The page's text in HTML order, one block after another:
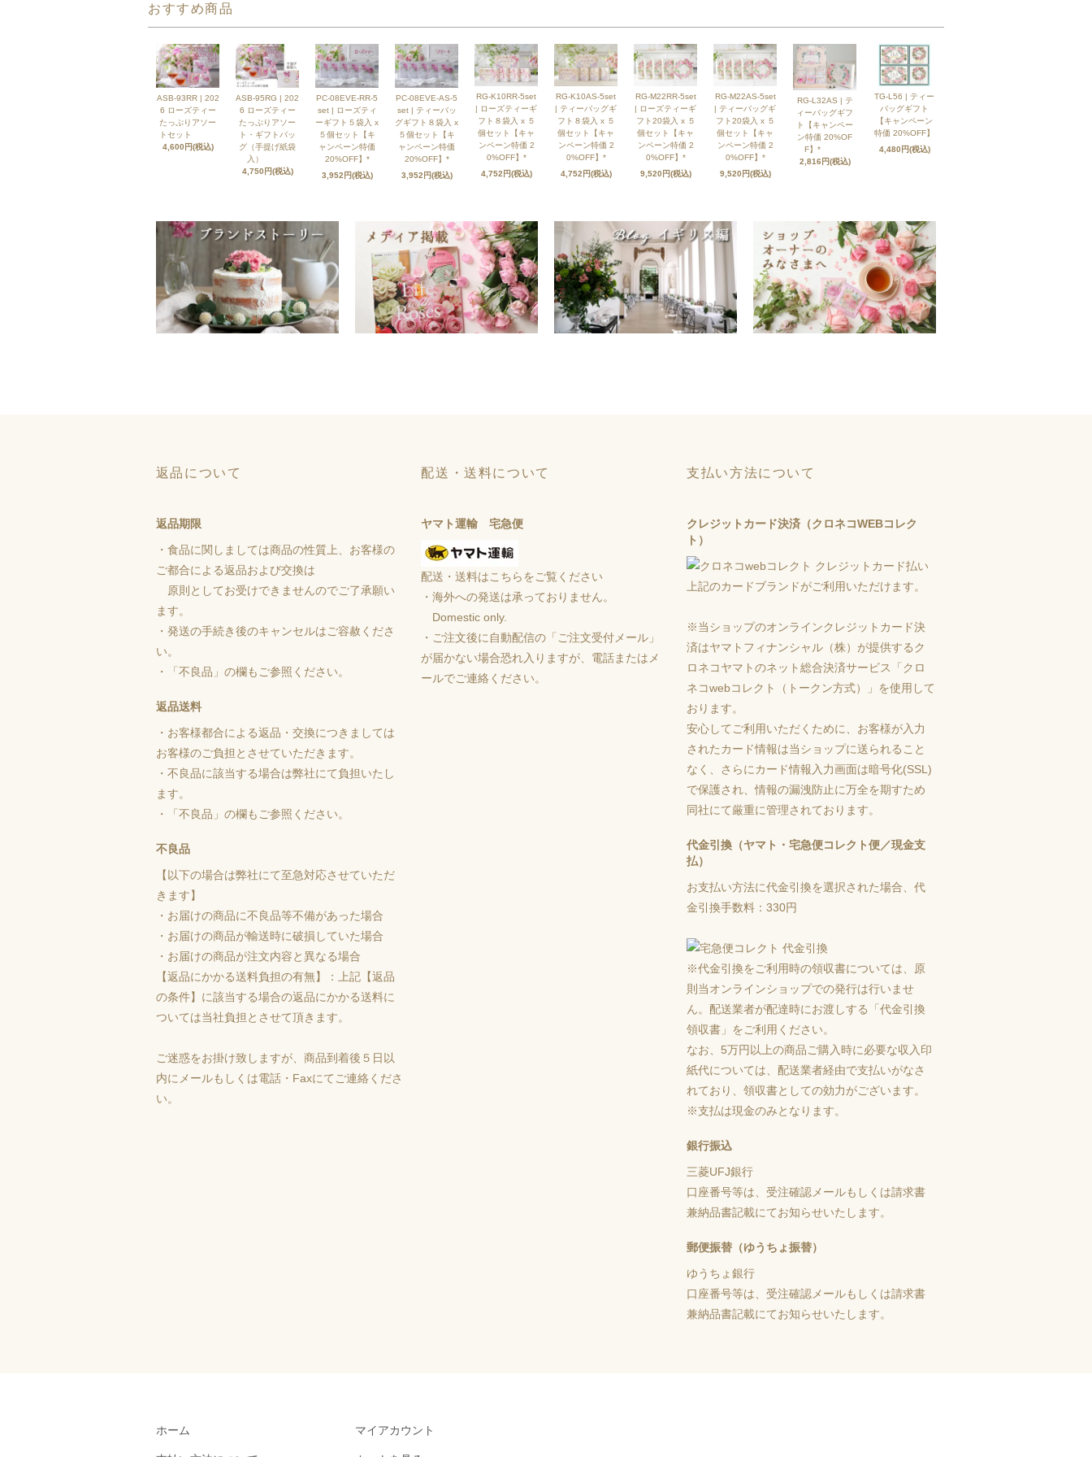
おすすめ商品
ASB-93RR | 202
6 ローズティー
たっぷりアソー
トセット
4,600円(税込)
ASB-95RG | 202
6 ローズティー
たっぷりアソー
ト・ギフトバッ
グ（手提げ紙袋
入）
4,750円(税込)
PC-08EVE-RR-5
set | ローズティ
ーギフト５袋入 x
５個セット【キ
ャンペーン特価
20%OFF】*
3,952円(税込)
PC-08EVE-AS-5
set | ティーバッ
グギフト８袋入 x
５個セット【キ
ャンペーン特価
20%OFF】*
3,952円(税込)
RG-K10RR-5set
| ローズティーギ
フト８袋入 x ５
個セット【キャ
ンペーン特価 2
0%OFF】*
4,752円(税込)
RG-K10AS-5set
| ティーバッグギ
フト８袋入 x ５
個セット【キャ
ンペーン特価 2
0%OFF】*
4,752円(税込)
RG-M22RR-5set
| ローズティーギ
フト20袋入 x ５
個セット【キャ
ンペーン特価 2
0%OFF】*
9,520円(税込)
RG-M22AS-5set
| ティーバッグギ
フト20袋入 x ５
個セット【キャ
ンペーン特価 2
0%OFF】*
9,520円(税込)
RG-L32AS | テ
ィーバッグギフ
ト【キャンペー
ン特価 20%OF
F】*
2,816円(税込)
TG-L56 | ティー
バッグギフト
【キャンペーン
特価 20%OFF】
4,480円(税込)
返品について
返品期限
・食品に関しましては商品の性質上、お客様の
ご都合による返品および交換は
原則としてお受けできませんのでご了承願い
ます。
・発送の手続き後のキャンセルはご容赦くださ
い。
・「不良品」の欄もご参照ください。
返品送料
・お客様都合による返品・交換につきましては
お客様のご負担とさせていただきます。
・不良品に該当する場合は弊社にて負担いたし
ます。
・「不良品」の欄もご参照ください。
不良品
【以下の場合は弊社にて至急対応させていただ
きます】
・お届けの商品に不良品等不備があった場合
・お届けの商品が輸送時に破損していた場合
・お届けの商品が注文内容と異なる場合
【返品にかかる送料負担の有無】：上記【返品
の条件】に該当する場合の返品にかかる送料に
ついては当社負担とさせて頂きます。
ご迷惑をお掛け致しますが、商品到着後５日以
内にメールもしくは電話・Faxにてご連絡くださ
い。
配送・送料について
ヤマト運輸 宅急便
配送・送料はこちらをご覧ください
・海外への発送は承っておりません。
Domestic only.
・ご注文後に自動配信の「ご注文受付メール」
が届かない場合恐れ入りますが、電話またはメ
ールでご連絡ください。
支払い方法について
クレジットカード決済（クロネコWEBコレク
ト）
上記のカードブランドがご利用いただけます。
※当ショップのオンラインクレジットカード決
済はヤマトフィナンシャル（株）が提供するク
ロネコヤマトのネット総合決済サービス「クロ
ネコwebコレクト（トークン方式）」を使用して
おります。
安心してご利用いただくために、お客様が入力
されたカード情報は当ショップに送られること
なく、さらにカード情報入力画面は暗号化(SSL)
で保護され、情報の漏洩防止に万全を期すため
同社にて厳重に管理されております。
代金引換（ヤマト・宅急便コレクト便／現金支
払）
お支払い方法に代金引換を選択された場合、代
金引換手数料：330円
※代金引換をご利用時の領収書については、原
則当オンラインショップでの発行は行いませ
ん。配送業者が配達時にお渡しする「代金引換
領収書」をご利用ください。
なお、5万円以上の商品ご購入時に必要な収入印
紙代については、配送業者経由で支払いがなさ
れており、領収書としての効力がございます。
※支払は現金のみとなります。
銀行振込
三菱UFJ銀行
口座番号等は、受注確認メールもしくは請求書
兼納品書記載にてお知らせいたします。
郵便振替（ゆうちょ振替）
ゆうちょ銀行
口座番号等は、受注確認メールもしくは請求書
兼納品書記載にてお知らせいたします。
ホーム マイアカウント